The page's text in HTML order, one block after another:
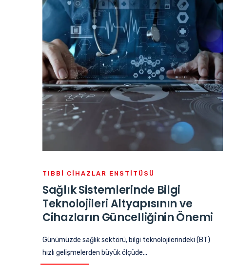
TIBBI CIHAZLAR ENSTITÜSÜ
Sağlık Sistemlerinde Bilgi
Teknolojileri Altyapısının ve
Cihazların Güncelliğinin Önemi
Günümüzde sağlık sektörü, bilgi teknolojilerindeki (BT)
hızlı gelişmelerden büyük ölçüde...